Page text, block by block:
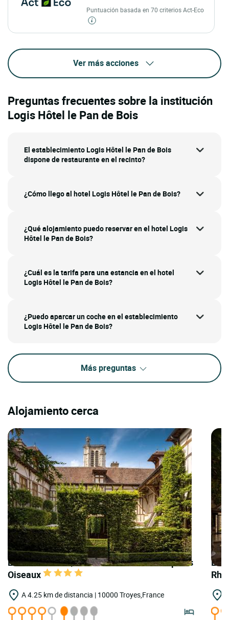
Puntuación basada en 70 criterios Act-Eco
Ver más acciones
Preguntas frecuentes sobre la institución
Logis Hôtel le Pan de Bois
El establecimiento Logis Hôtel le Pan de Bois
dispone de restaurante en el recinto?
¿Cómo llego al hotel Logis Hôtel le Pan de Bois?
¿Qué alojamiento puedo reservar en el hotel Logis
Hôtel le Pan de Bois?
¿Cuál es la tarifa para una estancia en el hotel
Logis Hôtel le Pan de Bois?
¿Puedo aparcar un coche en el establecimiento
Logis Hôtel le Pan de Bois?
Más preguntas
Alojamiento cerca
LOGIS HOTELS | Teritoria Hôtel le Champ des
Oiseaux
A 4.25 km de distancia | 10000 Troyes,France